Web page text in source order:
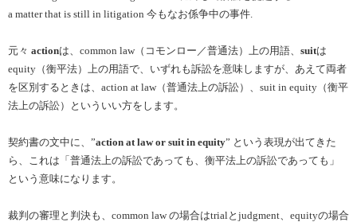
a matter that is still in litigation 今もなお係争中の事件.
元々 actionは、 common law（コモンロー／普通法） 上の用語、 suitは
equity （衡平法）上の用語で、いずれも訴訟を意味しますが、あえて両者
を区別するときは、 action at law（普通法上の訴訟）、 suit in equity （衡平
法上の訴訟）といういい方をします。
契約書の文中に、 ”action at law or suit in equity” という表現が出てきた
ら、これは「普通法上の訴訟であっても、衡平法上の訴訟であっても」
という意味になります。
裁判の審理と判決も、 common lawの場合はtrialと judgment、 equityの場合